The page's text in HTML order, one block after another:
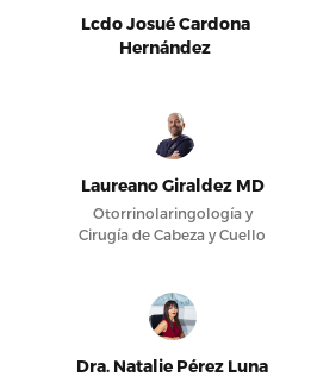
Lcdo Josué Cardona
Hernández
Laureano Giraldez MD
Otorrinolaringología y
Cirugía de Cabeza y Cuello
Dra. Natalie Pérez Luna